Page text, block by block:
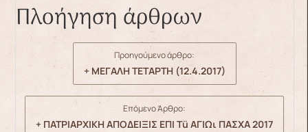
Πλοήγηση άρθρων
Προηγούμενο άρθρο:
+ ΜΕΓΑΛΗ ΤΕΤΑΡΤΗ (12.4.2017)
Επόμενο Άρθρο:
+ ΠΑΤΡΙΑΡΧΙΚΗ ΑΠΟΔΕΙΞΙΣ ΕΠΙ Τü ΑΓΙΩι ΠΑΣΧΑ 2017